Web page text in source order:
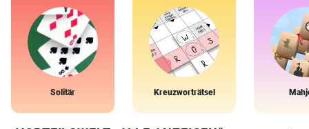
Solitär Kreuzworträtsel